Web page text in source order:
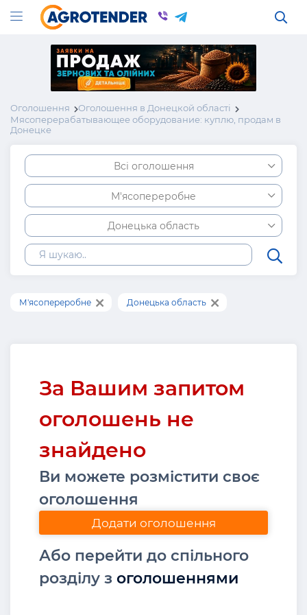
Оголошення
Оголошення в Донецкой області
Мясоперерабатывающее оборудование: куплю, продам в
Донецке
Всі оголошення
М'ясопереробне
Донецька область
М'ясопереробне Донецька область
За Вашим запитом
оголошень не
знайдено
Ви можете розмістити своє
оголошення
Додати оголошення
Або перейти до спільного
розділу з оголошеннями